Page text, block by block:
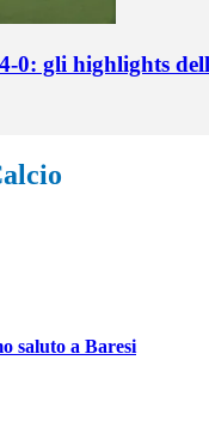
0: gli highlights
saluto a Baresi